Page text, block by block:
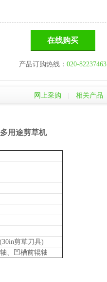
在线购买
产品订购热线： 020-82237463
网上采购 相关产品
途剪草机
剪草刀具)
、凹槽前辊轴